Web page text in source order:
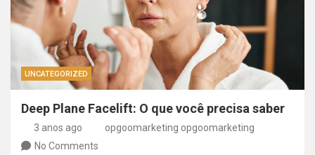
UNCATEGORIZED
Deep Plane Facelift: O que você precisa saber
3 anos ago
opgoomarketing opgoomarketing
No Comments